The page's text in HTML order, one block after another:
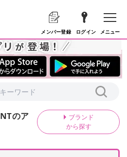
メンバー登録 ログイン メニュー
のア
ブランド
から探す